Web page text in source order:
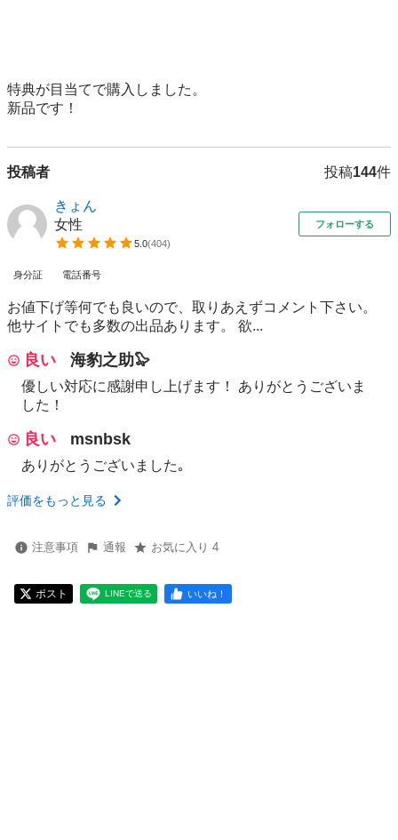
特典が目当てで購入しました。
新品です！
投稿者 投稿144件
きょん
女性
5.0(404)
フォローする
身分証 電話番号
お値下げ等何でも良いので、取りあえずコメント下さい。
他サイトでも多数の出品あります。 欲...
良い 海豹之助🦭
優しい対応に感謝申し上げます！ ありがとうございま
した！
良い msnbsk
ありがとうございました｡
評価をもっと見る
注意事項 通報 お気に入り 4
ポスト LINEで送る いいね！